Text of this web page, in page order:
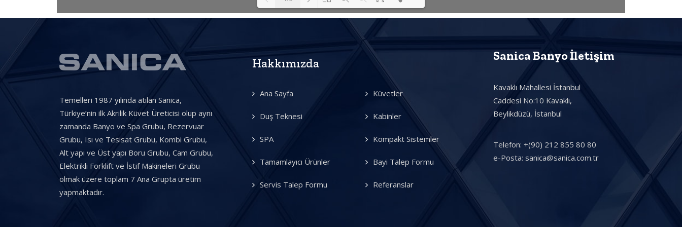
Please wait while flipbook is
loading. For more related info,
FAQs and issues please refer to
DearFlip: Loading PDF 100% ...
Temelleri 1987 yılında atılan Sanica,
Türkiye’nin ilk Akrilik Küvet Üreticisi olup aynı
zamanda Banyo ve Spa Grubu, Rezervuar
Grubu, Isı ve Tesisat Grubu, Kombi Grubu,
Alt yapı ve Üst yapı Boru Grubu, Cam Grubu,
Elektrikli Forklift ve İstif Makineleri Grubu
olmak üzere toplam 7 Ana Grupta üretim
yapmaktadır.
Hakkımızda
Ana Sayfa Küvetler
Duş Teknesi Kabinler
SPA Kompakt Sistemler
Tamamlayıcı Ürünler Bayi Talep Formu
Servis Talep Formu Referanslar
Sanica Banyo İletişim
Kavaklı Mahallesi İstanbul
Caddesi No:10 Kavaklı,
Beylikdüzü, İstanbul
Telefon: +(90) 212 855 80 80
e-Posta: sanica@sanica.com.tr